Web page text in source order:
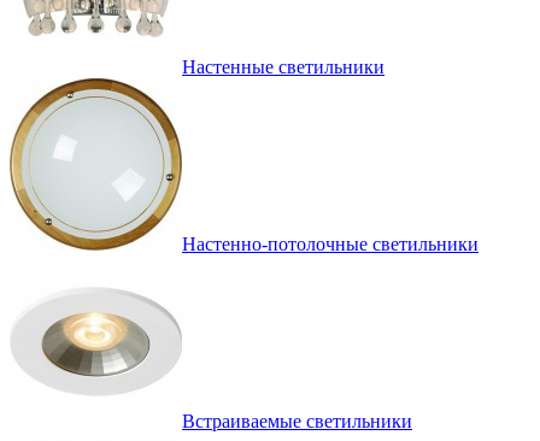
Настенные светильники
Настенно-потолочные светильники
Встраиваемые светильники